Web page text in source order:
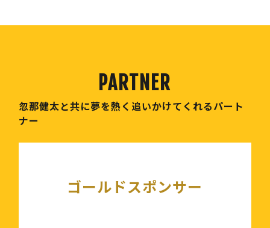
忽那健太と共に夢を熱く追いかけてくれるパート
ナー
ゴールドスポンサー